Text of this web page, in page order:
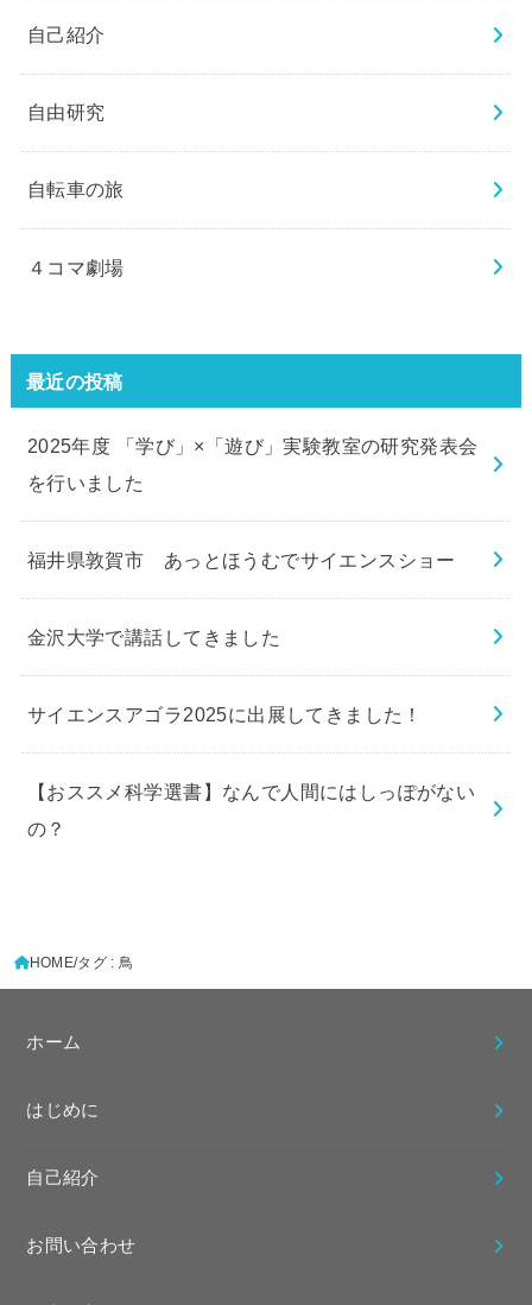
自己紹介
自由研究
自転車の旅
４コマ劇場
最近の投稿
2025年度 「学び」×「遊び」実験教室の研究発表会
を行いました
福井県敦賀市 あっとほうむでサイエンスショー
金沢大学で講話してきました
サイエンスアゴラ2025に出展してきました！
【おススメ科学選書】なんで人間にはしっぽがない
の？
HOME タグ : 鳥
ホーム
はじめに
自己紹介
お問い合わせ